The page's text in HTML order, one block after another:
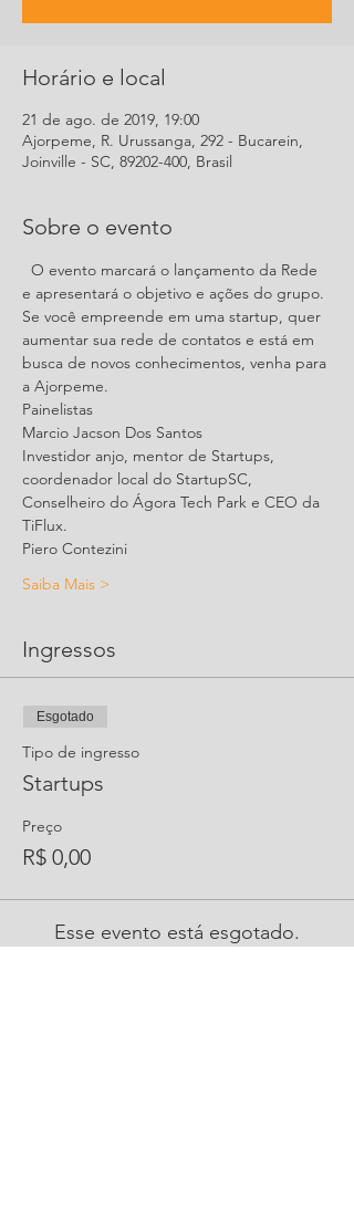
Horário e local
21 de ago. de 2019, 19:00
Ajorpeme, R. Urussanga, 292 - Bucarein,
Joinville - SC, 89202-400, Brasil
Sobre o evento
Se você empreende em uma startup, quer
aumentar sua rede de contatos e está em
busca de novos conhecimentos, venha para
Investidor anjo, mentor de Startups,
coordenador local do StartupSC,
Conselheiro do Ágora Tech Park e CEO da
Saiba Mais >
Ingressos
Esgotado
Tipo de ingresso
Startups
Preço
R$ 0,00
Esse evento está esgotado.